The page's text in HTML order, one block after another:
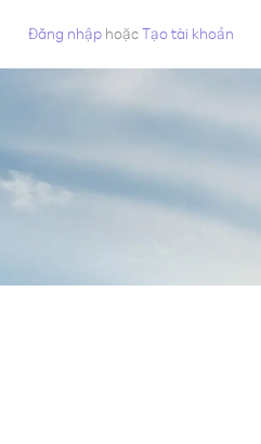
Đăng nhập hoặcTạo tài khoản